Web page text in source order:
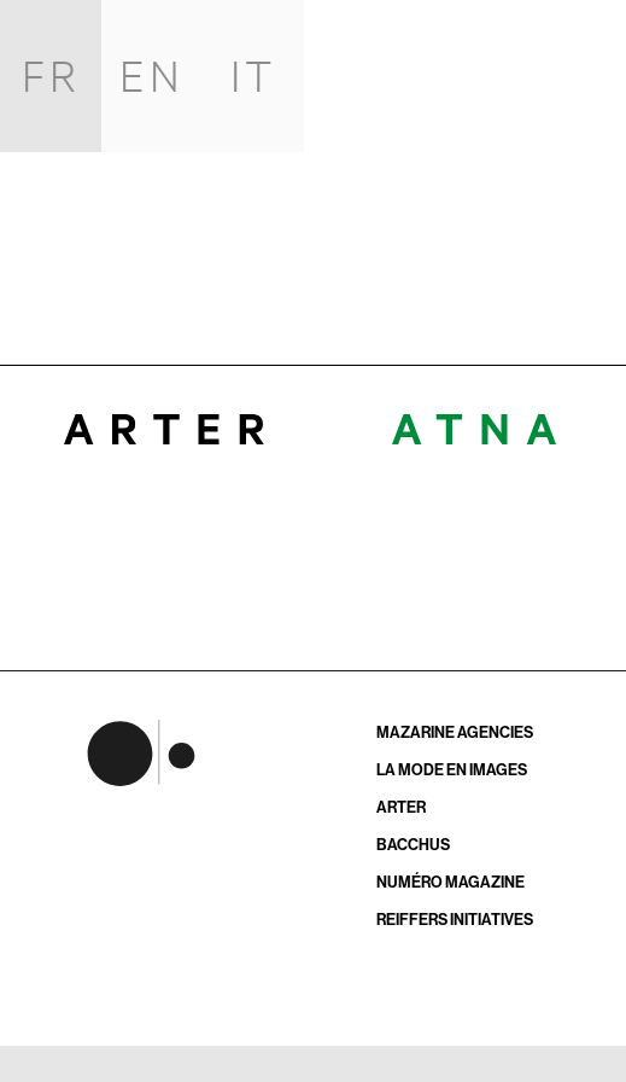
FR EN IT
MAZARINE AGENCIES
LA MODE EN IMAGES
ARTER
BACCHUS
NUMÉRO MAGAZINE
REIFFERS INITIATIVES